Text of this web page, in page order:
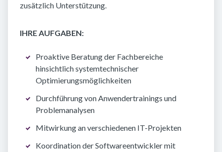
zusätzlich Unterstützung.
IHRE AUFGABEN:
Proaktive Beratung der Fachbereiche
hinsichtlich systemtechnischer
Optimierungsmöglichkeiten
Durchführung von Anwendertrainings und
Problemanalysen
Mitwirkung an verschiedenen IT-Projekten
Koordination der Softwareentwickler mit